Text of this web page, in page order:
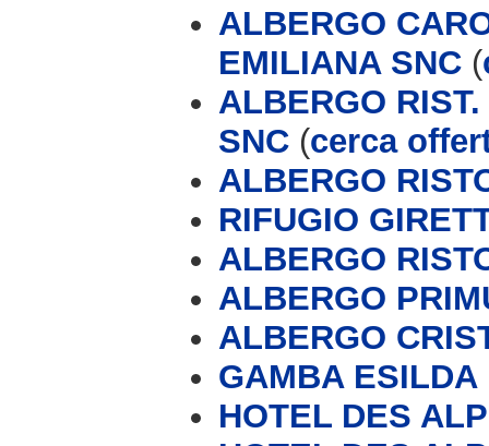
ALBERGO
EMILIANA SNC (
ALBERGO
SNC (cerca
ALBERGO
RIFUGIO
ALBERGO
ALBERGO
ALBERGO
GAMBA ESILDA
HOTEL DES